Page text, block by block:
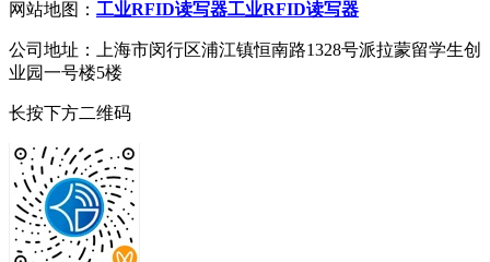
网站地图： 工业RFID读写器工业RFID读写器
公司地址：上海市闵行区浦江镇恒南路1328号派拉蒙留学生创
业园一号楼5楼
长按下方二维码